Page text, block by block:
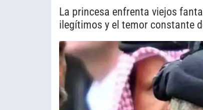
​​La princesa enfrenta viejos
ilegítimos y el temor constante